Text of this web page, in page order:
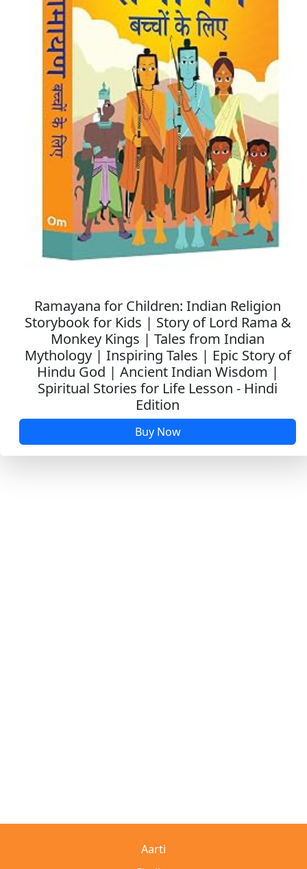
Ramayana for Children: Indian Religion
Storybook for Kids | Story of Lord Rama &
Monkey Kings | Tales from Indian
Mythology | Inspiring Tales | Epic Story of
Hindu God | Ancient Indian Wisdom |
Spiritual Stories for Life Lesson - Hindi
Edition
Buy Now
Aarti